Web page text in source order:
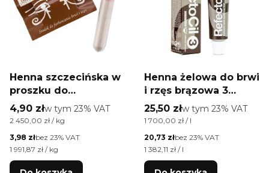
Henna szczecińska w
proszku do
farbowania brwi i rzęs
fiolka brązowa
Cena brutto
4,90 złw tym %s VAT
w tym 23% VAT
Cena jednostkowa brutto
2 450,00 zł / kg
Cena netto
3,98 złbez 23% VAT
Cena jednostkowa netto
1 991,87 zł / kg
Henna żelowa do brwi
i rzęs brązowa 3
Refectocil 15ml
Cena brutto
25,50 złw tym %s VAT
w tym 23% VAT
Cena jednostkowa brutto
1 700,00 zł / l
Cena netto
20,73 złbez 23% VAT
Cena jednostkowa netto
1 382,11 zł / l